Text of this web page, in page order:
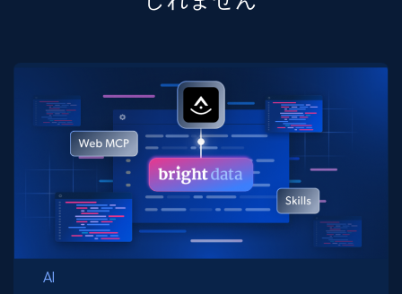
AI